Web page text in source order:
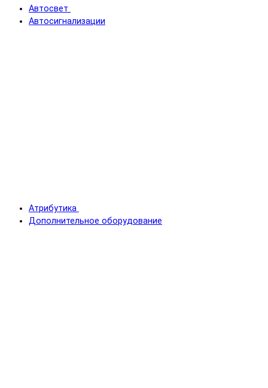
Автосвет
Автосигнализации
Атрибутика
Дополнительное оборудование